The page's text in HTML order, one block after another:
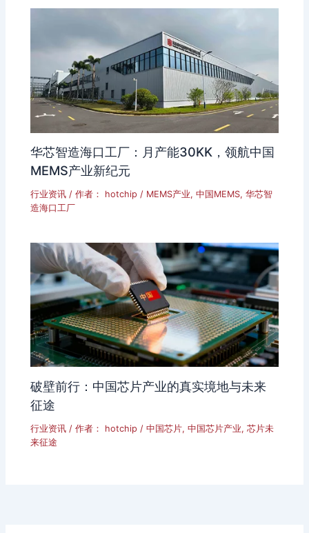
华芯智造海口工厂：月产能30KK，领航中国
MEMS产业新纪元
行业资讯 / 作者： hotchip/ MEMS产业,中国MEMS,华芯智
造海口工厂
破壁前行：中国芯片产业的真实境地与未来
征途
行业资讯 / 作者： hotchip /中国芯片,中国芯片产业,芯片未
来征途